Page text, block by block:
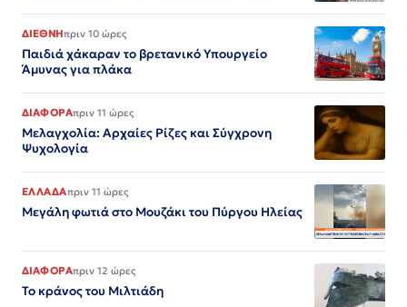
ΔΙΕΘΝΗπριν 10 ώρες
Παιδιά χάκαραν το βρετανικό Υπουργείο
Άμυνας για πλάκα
ΔΙΑΦΟΡΑπριν 11 ώρες
Μελαγχολία: Αρχαίες Ρίζες και Σύγχρονη
Ψυχολογία
ΕΛΛΑΔΑπριν 11 ώρες
Μεγάλη φωτιά στο Μουζάκι του Πύργου Ηλείας
ΔΙΑΦΟΡΑπριν 12 ώρες
Το κράνος του Μιλτιάδη